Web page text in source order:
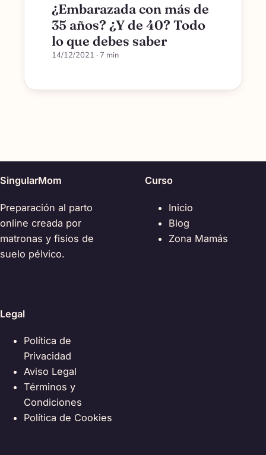
¿Embarazada con más de
35 años? ¿Y de 40? Todo
lo que debes saber
14/12/2021 · 7 min
SingularMom
Preparación al parto
online creada por
matronas y fisios de
suelo pélvico.
Curso
Inicio
Blog
Zona Mamás
Legal
Política de
Privacidad
Aviso Legal
Términos y
Condiciones
Política de Cookies